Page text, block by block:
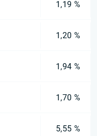
1,19 %
1,20 %
1,94 %
1,70 %
5,55 %